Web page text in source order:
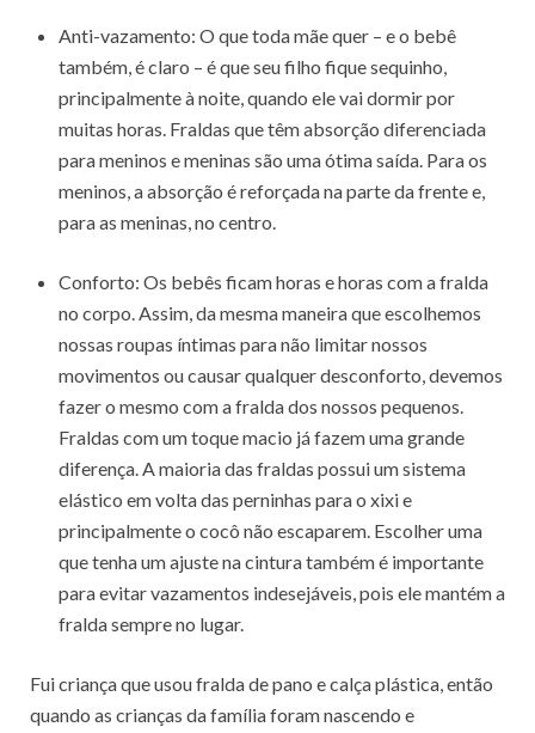
Anti-vazamento: O que toda mãe quer – e o bebê
também, é claro – é que seu filho fique sequinho,
principalmente à noite, quando ele vai dormir por
muitas horas. Fraldas que têm absorção diferenciada
para meninos e meninas são uma ótima saída. Para os
meninos, a absorção é reforçada na parte da frente e,
para as meninas, no centro.
Conforto: Os bebês ficam horas e horas com a fralda
no corpo. Assim, da mesma maneira que escolhemos
nossas roupas íntimas para não limitar nossos
movimentos ou causar qualquer desconforto, devemos
fazer o mesmo com a fralda dos nossos pequenos.
Fraldas com um toque macio já fazem uma grande
diferença. A maioria das fraldas possui um sistema
elástico em volta das perninhas para o xixi e
principalmente o cocô não escaparem. Escolher uma
que tenha um ajuste na cintura também é importante
para evitar vazamentos indesejáveis, pois ele mantém a
fralda sempre no lugar.
Fui criança que usou fralda de pano e calça plástica, então
quando as crianças da família foram nascendo e